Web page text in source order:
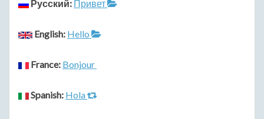
Русский: Привет
English: Hello
France: Bonjour
Spanish: Hola